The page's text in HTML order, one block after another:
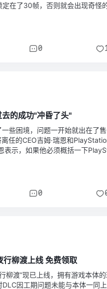
在了30帧，否则就会出现奇怪
0
的成功"冲昏了头"
些困境，问题一开始就出在了
任的CEO吉姆·瑞恩和
表示，如果他必须概括一下
0
柳渡上线 免费领取
柳渡”现已上线，拥有游戏本体
因工期问题未能与本体一同